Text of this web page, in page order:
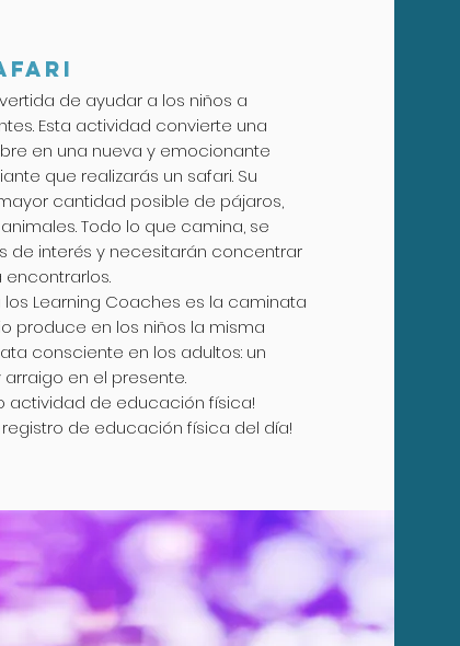
de ayudar a los niños a
Esta actividad convierte una
en una nueva y emocionante
que realizarás un safari. Su
cantidad posible de pájaros,
Todo lo que camina, se
de interés y necesitarán concentrar
Learning Coaches es la caminata
produce en los niños la misma
consciente en los adultos: un
en el presente.
actividad de educación física!
registro de educación física del día!